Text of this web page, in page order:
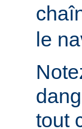
le
tout